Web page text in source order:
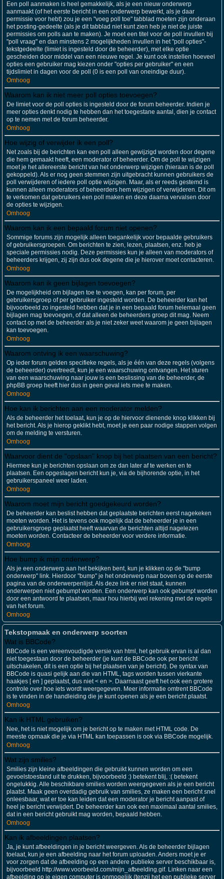
Een poll aanmaken is heel gemakkelijk, als je een nieuw onderwerp
aanmaakt (of het eerste bericht in een onderwerp bewerkt, als je daar
permissie voor hebt) zou je een "voeg poll toe" tabblad moeten zijn onderaan
het posting-gedeelte (als je dit tabblad niet kunt zien heb je niet de juiste
permissies om polls aan te maken). Je moet een titel voor de poll invullen bij
"poll vraag" en dan minstens 2 mogelijkheden invullen in het "poll opties"-
tekstgedeelte (limiet is ingesteld door de beheerder), met elke optie
gescheiden door middel van een nieuwe regel. Je kunt ook instellen hoeveel
opties een gebruiker mag kiezen onder "opties per gebruiker" en een
tijdslimiet in dagen voor de poll (0 is een poll van oneindige duur).
Omhoog
Waarom kan ik niet meer poll opties toevoegen?
De limiet voor de poll opties is ingesteld door de forum beheerder. Indien je
meer opties denkt nodig te hebben dan het toegestane aantal, dien je contact
op te nemen met de forum beheerder.
Omhoog
Hoe wijzig of verwijder ik een poll?
Net zoals bij de berichten kan een poll alleen gewijzigd worden door degene
die hem gemaakt heeft, een moderator of beheerder. Om de poll te wijzigen
moet je het allereerste bericht van het onderwerp wijzigen (hieraan is de poll
gekoppeld). Als er nog geen stemmen zijn uitgebracht kunnen gebruikers de
poll verwijderen of iedere poll optie wijzigen. Maar, als er reeds gestemd is
kunnen alleen moderators of beheerders hem wijzigen of verwijderen. Dit om
te verkomen dat gebruikers een poll maken en deze daarna vervalsen door
de opties te wijzigen.
Omhoog
Waarom kan ik een bepaald forum niet openen?
Sommige forums zijn mogelijk alleen toegankelijk voor bepaalde gebruikers
of gebruikersgroepen. Om berichten te zien, lezen, plaatsen, enz. heb je
speciale permissies nodig. Deze permissies kun je alleen van moderators of
beheerders krijgen, zij zijn dus ook degene die je hierover moet contacteren.
Omhoog
Waarom kan ik geen bijlagen toevoegen?
De mogelijkheid om bijlagen toe te voegen, kan per forum, per
gebruikersgroep of per gebruiker ingesteld worden. De beheerder kan het
bijvoorbeeld zo ingesteld hebben dat je in een bepaald forum helemaal geen
bijlagen mag toevoegen, of dat alleen de beheerders groep dit mag. Neem
contact op met de beheerder als je niet zeker weet waarom je geen bijlagen
kan toevoegen.
Omhoog
Waarom ontving ik een waarschuwing?
Op ieder forum gelden specifieke regels, als je één van deze regels (volgens
de beheerder) overtreedt, kun je een waarschuwing ontvangen. Het sturen
van een waarschuwing naar jouw is een beslissing van de beheerder, de
phpBB groep heeft hier dus in geen geval iets mee te maken.
Omhoog
Hoe kan ik berichten aan een moderator melden?
Als de beheerder het toelaat, kun je op de hiervoor dienende knop klikken bij
het bericht. Als je hierop geklikt hebt, moet je een paar nodige stappen volgen
om de melding te versturen.
Omhoog
Waarvoor dient de "opslaan" knop bij het plaatsen van een bericht?
Hiermee kun je berichten opslaan om ze dan later af te werken en te
plaatsen. Een opgeslagen bericht kun je, via de bijhorende optie, in het
gebruikerspaneel weer laden.
Omhoog
Waarom moet mijn bericht goedgekeurd worden?
De beheerder kan beslist hebben dat geplaatste berichten eerst nagekeken
moeten worden. Het is tevens ook mogelijk dat de beheerder je in een
gebruikersgroep geplaatst heeft waarvan de berichten altijd nagelezen
moeten worden. Contacteer de beheerder voor verdere informatie.
Omhoog
Hoe bump ik mijn onderwerp?
Als je een onderwerp aan het bekijken bent, kun je klikken op de "bump
onderwerp" link. Hierdoor "bump" je het onderwerp naar boven op de eerste
pagina van de onderwerpenlijst. Als deze link er niet staat, kunnen
onderwerpen niet gebumpt worden. Een onderwerp kan ook gebumpt worden
door een antwoord te plaatsen, maar hou hierbij wel rekening met de regels
van het forum.
Omhoog
Tekstopmaak en onderwerp soorten
Wat is BBCode?
BBCode is een vereenvoudigde versie van html, het gebruik ervan is al dan
niet toegestaan door de beheerder (je kunt de BBCode ook per bericht
uitschakelen, dit is een optie bij het plaatsen van je bericht). De syntax van
BBCode is quasi gelijk aan die van HTML, tags worden tussen vierkante
haakjes [ en ] geplaatst, dus niet < en >. Daarnaast geeft het ook een grotere
controle over hoe iets wordt weergegeven. Meer informatie omtrent BBCode
is te vinden in de handleiding die je kunt openen als je een bericht plaatst.
Omhoog
Kan ik HTML gebruiken?
Nee, het is niet mogelijk om je bericht op te maken met HTML code. De
meeste opmaak die je via HTML kan toepassen is ook via BBCode mogelijk.
Omhoog
Wat zijn smilies?
Smilies zijn kleine afbeeldingen die gebruikt kunnen worden om een
gevoelstoestand uit te drukken, bijvoorbeeld :) betekent blij, :( betekent
ongelukkig. Alle beschikbare smilies worden weergegeven als je een bericht
plaatst. Maak geen overdadig gebruik van smilies, ze maken een bericht snel
onleesbaar, wat er toe kan leiden dat een moderator je bericht aanpast of
heel je bericht verwijdert. De beheerder kan ook een maximaal aantal smilies,
dat in een bericht gebruikt mag worden, bepaald hebben.
Omhoog
Kan ik afbeeldingen plaatsen?
Ja, je kunt afbeeldingen in je bericht weergeven. Als de beheerder bijlagen
toelaat, kun je een afbeelding naar het forum uploaden. Anders moet je er
voor zorgen dat de afbeelding op een andere publieke server beschikbaar is,
bijvoorbeeld http://www.voorbeeld.com/mijn_afbeelding.gif. Linken naar een
afbeelding op je eigen computer is onmogelijk (tenzij het een publieke server